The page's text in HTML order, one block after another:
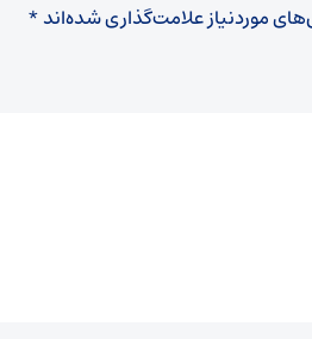
موردنیاز علامت‌گذاری شده‌اند*